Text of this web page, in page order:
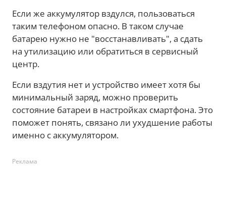
Если же аккумулятор вздулся, пользоваться
таким телефоном опасно. В таком случае
батарею нужно не "восстанавливать", а сдать
на утилизацию или обратиться в сервисный
центр.
Если вздутия нет и устройство имеет хотя бы
минимальный заряд, можно проверить
состояние батареи в настройках смартфона. Это
поможет понять, связано ли ухудшение работы
именно с аккумулятором.
Реклама